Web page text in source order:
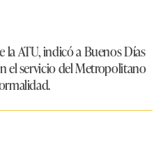
laATU, indicó a Buenos Días
el servicio del Metropolitano